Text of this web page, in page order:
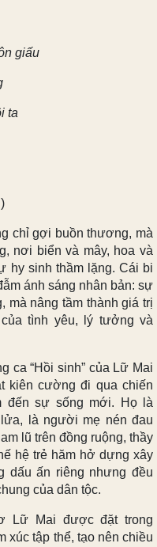
giấu
ta
chỉ gợi buồn thương, mà
nơi biển và mây, hoa và
hy sinh thầm lặng. Cái bi
ánh sáng nhân bản: sự
mà nâng tầm thành giá trị
tình yêu, lý tưởng và
ca “Hồi sinh” của Lữ Mai
kiên cường đi qua chiến
đến sự sống mới. Họ là
là người mẹ nén đau
lũ trên đồng ruộng, thầy
hệ trẻ hăm hở dựng xây
dấu ấn riêng nhưng đều
của dân tộc.
Lữ Mai được đặt trong
xúc tập thể, tạo nên chiều